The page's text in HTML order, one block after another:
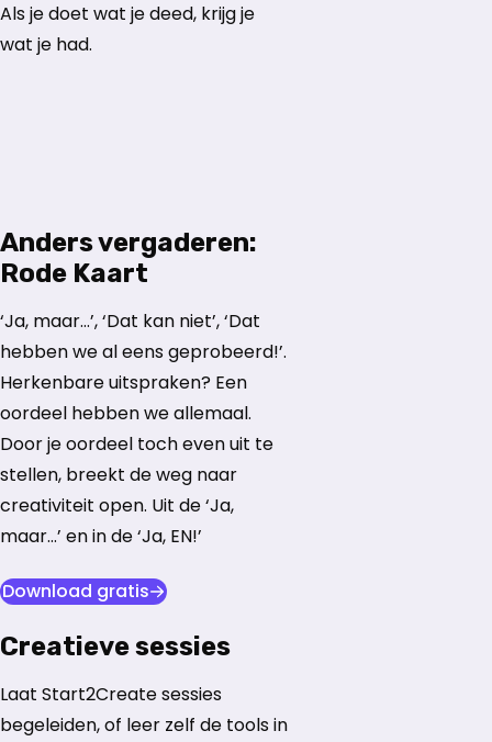
Als je doet wat je deed, krijg je
wat je had.
Anders vergaderen:
Rode Kaart
‘Ja, maar…’, ‘Dat kan niet’, ‘Dat
hebben we al eens geprobeerd!’.
Herkenbare uitspraken? Een
oordeel hebben we allemaal.
Door je oordeel toch even uit te
stellen, breekt de weg naar
creativiteit open. Uit de ‘Ja,
maar…’ en in de ‘Ja, EN!’
Download gratis
Creatieve sessies
Laat Start2Create sessies
begeleiden, of leer zelf de tools in